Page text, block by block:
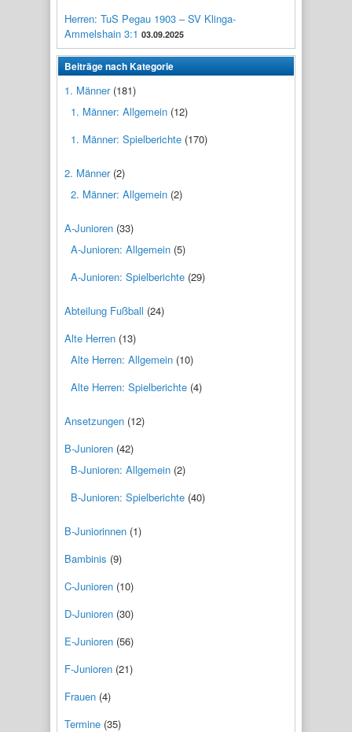
Herren: TuS Pegau 1903 – SV Klinga-
Ammelshain 3:1 03.09.2025
Beiträge nach Kategorie
1. Männer(181)
1. Männer: Allgemein (12)
1. Männer: Spielberichte (170)
2. Männer(2)
2. Männer: Allgemein (2)
A-Junioren (33)
A-Junioren: Allgemein (5)
A-Junioren: Spielberichte (29)
Abteilung Fußball (24)
Alte Herren (13)
Alte Herren: Allgemein (10)
Alte Herren: Spielberichte (4)
Ansetzungen (12)
B-Junioren (42)
B-Junioren: Allgemein (2)
B-Junioren: Spielberichte (40)
B-Juniorinnen (1)
Bambinis (9)
C-Junioren (10)
D-Junioren (30)
E-Junioren (56)
F-Junioren (21)
Frauen (4)
Termine (35)